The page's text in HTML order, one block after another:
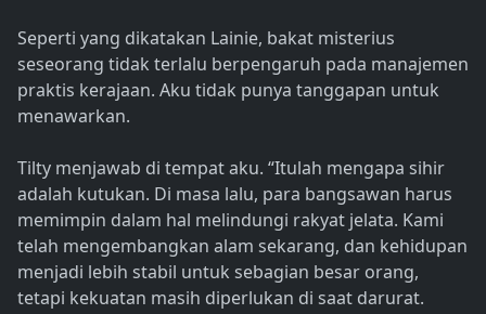
Seperti yang dikatakan Lainie, bakat misterius
seseorang tidak terlalu berpengaruh pada manajemen
praktis kerajaan. Aku tidak punya tanggapan untuk
menawarkan.
Tilty menjawab di tempat aku. “Itulah mengapa sihir
adalah kutukan. Di masa lalu, para bangsawan harus
memimpin dalam hal melindungi rakyat jelata. Kami
telah mengembangkan alam sekarang, dan kehidupan
menjadi lebih stabil untuk sebagian besar orang,
tetapi kekuatan masih diperlukan di saat darurat.